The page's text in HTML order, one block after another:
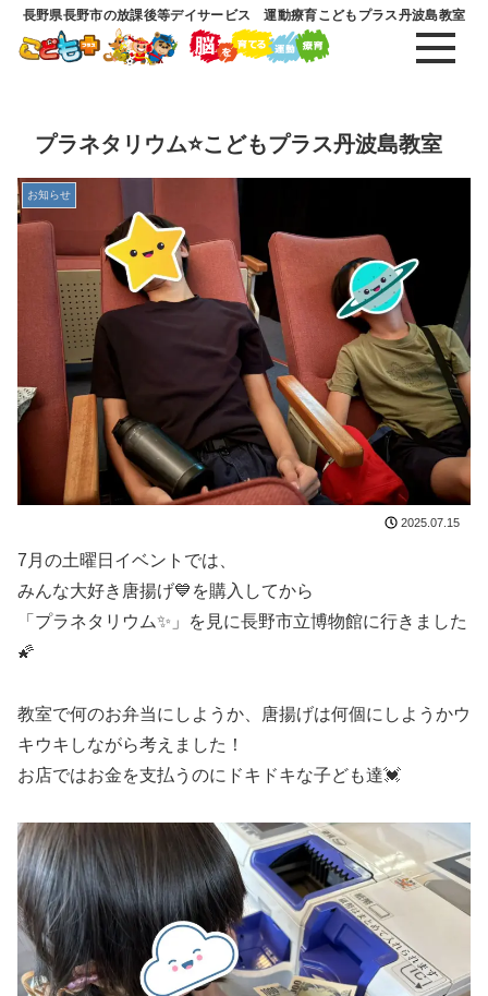
長野県長野市の放課後等デイサービス 運動療育こどもプラス丹波島教室
プラネタリウム⭐こどもプラス丹波島教室
お知らせ
2025.07.15
7月の土曜日イベントでは、
みんな大好き唐揚げ💙を購入してから
「プラネタリウム✨」を見に長野市立博物館に行きました
🌠
教室で何のお弁当にしようか、唐揚げは何個にしようかウ
キウキしながら考えました！
お店ではお金を支払うのにドキドキな子ども達💓